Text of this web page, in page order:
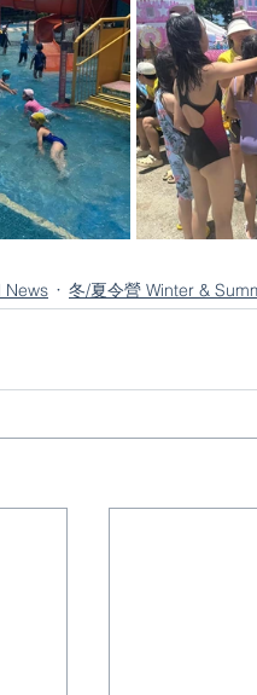
News 冬/夏令營 Winter &